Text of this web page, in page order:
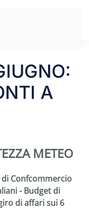
A
METEO
Confcommercio
-Budget di
di affari sui 6